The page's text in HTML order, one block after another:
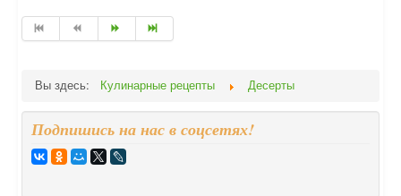
Вы здесь: Кулинарные рецепты Десерты
Подпишись на нас в соцсетях!